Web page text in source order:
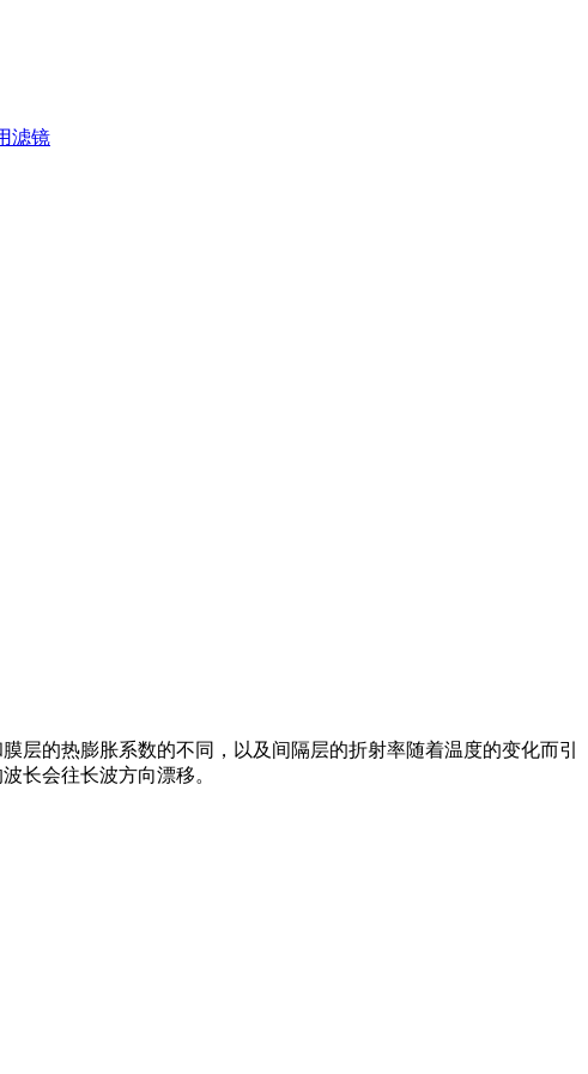
滤镜
层的热膨胀系数的不同，以及间隔层的折射率随着温度的变化而引
长会往长波方向漂移。